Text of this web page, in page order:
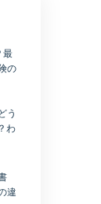
最
の
う
わ
違